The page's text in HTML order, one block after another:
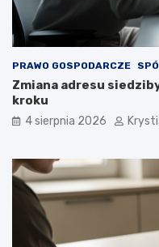
PRAWO GOSPODARCZE
Zmiana adresu
kroku
4 sierpnia 2026